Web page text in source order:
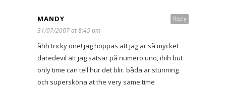
Reply
MANDY
31/07/2007 at 8:45 pm
åhh tricky one! jag hoppas att jag är så mycket
daredevil att jag satsar på numero uno, ihih but
only time can tell hur det blir. båda är stunning
och supersköna at the very same time